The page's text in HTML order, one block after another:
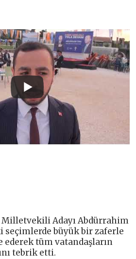
Milletvekili Adayı Abdürrahim
seçimlerde büyük bir zaferle
ederek tüm vatandaşların
tebrik etti.